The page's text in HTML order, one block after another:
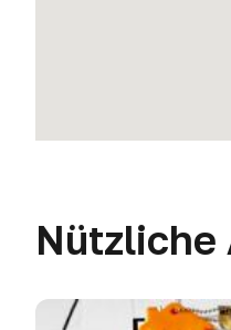
Nützliche